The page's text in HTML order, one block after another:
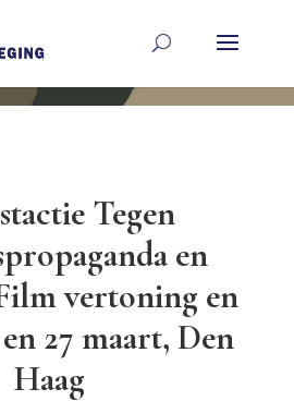
Tegen
en
vertoning en
27 maart, Den
Haag